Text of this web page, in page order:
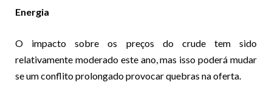
Energia
O impacto sobre os preços do crude tem sido
relativamente moderado este ano, mas isso poderá mudar
se um conflito prolongado provocar quebras na oferta.